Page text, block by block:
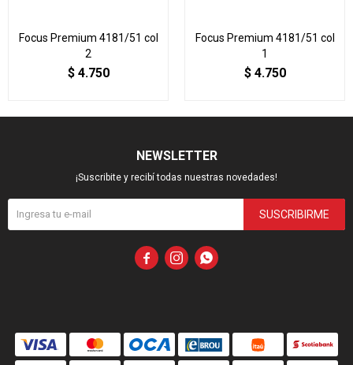
Focus Premium 4181/51 col
2
$ 4.750
Focus Premium 4181/51 col
1
$ 4.750
NEWSLETTER
¡Suscribite y recibí todas nuestras novedades!
SUSCRIBIRME
  